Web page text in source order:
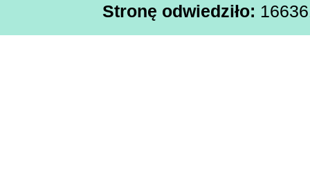
Stronę odwiedziło: